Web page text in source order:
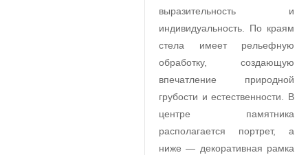
выразительность и
индивидуальность. По краям
стела имеет рельефную
обработку, создающую
впечатление природной
грубости и естественности. В
центре памятника
располагается портрет, а
ниже — декоративная рамка